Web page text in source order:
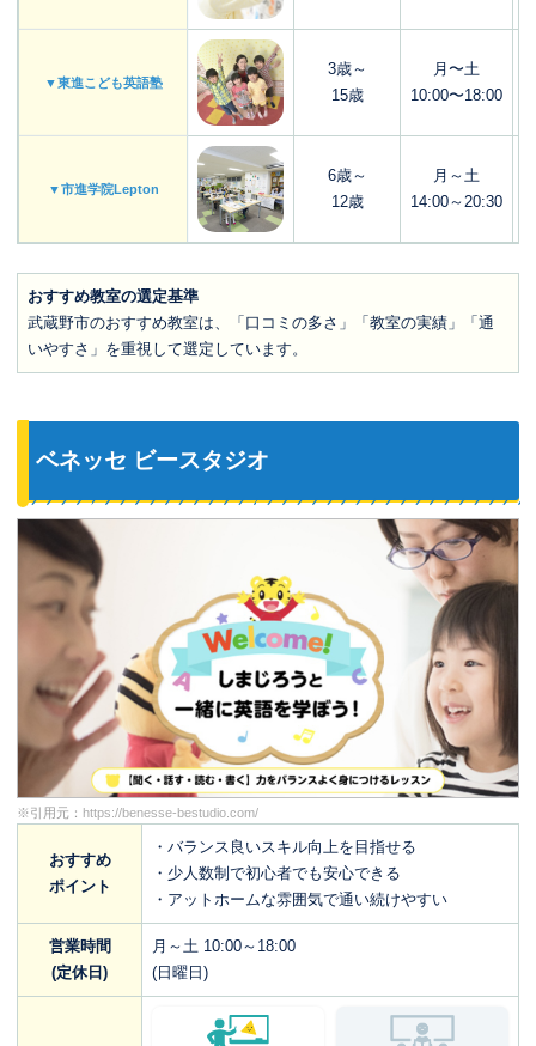
▼東進こども英語塾
3歳～
15歳
月〜土
10:00〜18:00
▼市進学院Lepton
6歳～
12歳
月～土
14:00～20:30
おすすめ教室の選定基準
武蔵野市のおすすめ教室は、「口コミの多さ」「教室の実績」「通
いやすさ」を重視して選定しています。
ベネッセ ビースタジオ
※引用元： https://benesse-bestudio.com/
おすすめ
ポイント
・バランス良いスキル向上を目指せる
・少人数制で初心者でも安心できる
・アットホームな雰囲気で通い続けやすい
営業時間
(定休日)
月～土 10:00～18:00
(日曜日)